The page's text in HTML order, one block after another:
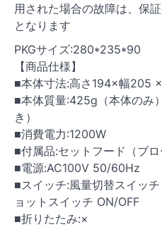
用された場合の故障は、保
となります
PKGサイズ:280*235*90
【商品仕様】
■本体寸法:高さ194×幅205
■本体質量:425g（本体のみ
き）
■消費電力:1200W
■付属品:セットフード（ブロ
■電源:AC100V 50/60Hz
■スイッチ:風量切替スイッ
ョットスイッチ ON/OFF
■折りたたみ:×